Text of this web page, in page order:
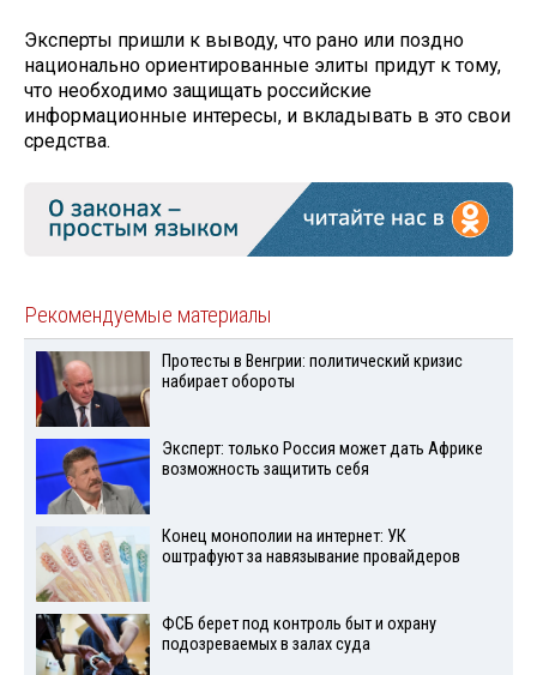
Эксперты пришли к выводу, что рано или поздно
национально ориентированные элиты придут к тому,
что необходимо защищать российские
информационные интересы, и вкладывать в это свои
средства.
Рекомендуемые материалы
Протесты в Венгрии: политический кризис
набирает обороты
Эксперт: только Россия может дать Африке
возможность защитить себя
Конец монополии на интернет: УК
оштрафуют за навязывание провайдеров
ФСБ берет под контроль быт и охрану
подозреваемых в залах суда